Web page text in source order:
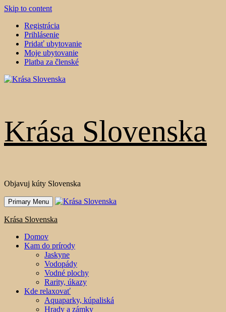
Skip to content
Registrácia
Prihlásenie
Pridať ubytovanie
Moje ubytovanie
Platba za členské
Krása Slovenska
Objavuj kúty Slovenska
Primary Menu
Krása Slovenska
Domov
Kam do prírody
Jaskyne
Vodopády
Vodné plochy
Rarity, úkazy
Kde relaxovať
Aquaparky, kúpaliská
Hrady a zámky